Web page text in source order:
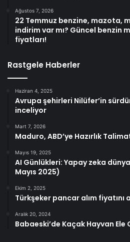
Ağustos 7, 2026
22 Temmuz benzine, mazota,
indirim var mı? Güncel benzin
fiyatları!
Rastgele Haberler
Haziran 4, 2025
Avrupa şehirleri Nilüfer’in
inceliyor
Mart 7, 2026
Maduro, ABD’ye Hazırlık
Mayıs 19, 2025
AI Günlükleri: Yapay zeka
Mayıs 2025)
Ekim 2, 2025
Türkşeker pancar alım fiyatını
Aralık 20, 2024
Babaeski’de Kaçak Hayvan Ele